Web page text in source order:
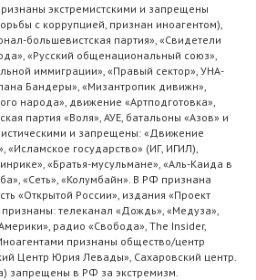
экстремистскими и запрещены
с коррупцией, признан иноагентом),
большевистская партия», «Свидетели
«Русский общенациональный союз»,
иммиграции», «Правый сектор», УНА-
Бандеры», «Мизантропик дивижн»,
народа», движение «Артподготовка»,
партия «Воля», АУЕ, батальоны «Азов» и
и запрещены: «Движение
«Исламское государство» (ИГ, ИГИЛ),
«Братья-мусульмане», «Аль-Каида в
«Сеть», «Колумбайн». В РФ признана
«Открытой России», издания «Проект
телеканал «Дождь», «Медуза»,
радио «Свобода», The Insider,
признаны общество/центр
Центр Юрия Левады», Сахаровский центр.
запрещены в РФ за экстремизм.